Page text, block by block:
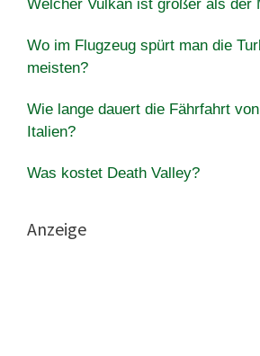
Welcher Vulkan ist größer als der
Wo im Flugzeug spürt man die
meisten?
Wie lange dauert die Fährfahrt
Italien?
Was kostet Death Valley?
Anzeige